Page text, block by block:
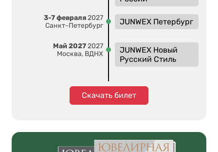
3-7 февраля2027
Санкт-Петербург
JUNWEX Петербург
Май 20272027
Москва, ВДНХ
JUNWEX Новый
Русский Стиль
Скачать билет